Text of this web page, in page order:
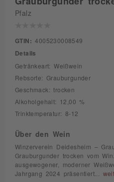
Pfalz
GTIN: 4005230008549
Details
Getränkeart: Weißwein
Rebsorte: Grauburgunder
Geschmack: trocken
Alkoholgehalt: 12,00 %
Trinktemperatur: 8-12
Über den Wein
Winzerverein Deidesheim –
Grauburgunder trocken vom
ausgewogener, moderner
Jahrgang 2024 präsentiert...